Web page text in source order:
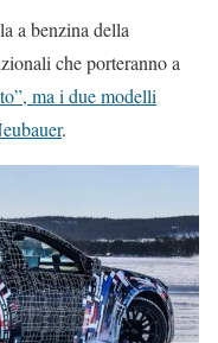
a benzina della
che porteranno a
ma i due modelli
.